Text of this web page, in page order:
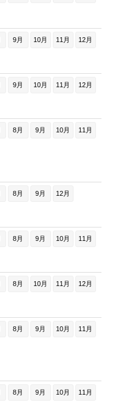
9月 10月 11月 12月
9月 10月 11月 12月
8月 9月 10月 11月
8月 9月 12月
8月 9月 10月 11月
8月 10月 11月 12月
8月 9月 10月 11月
8月 9月 10月 11月